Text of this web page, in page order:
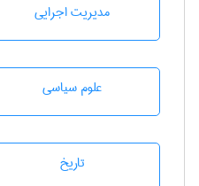
مديريت اجرايی
علوم سياسی
تاريخ